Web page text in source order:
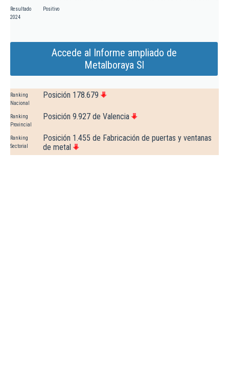
Resultado
2024
Positivo
Accede al Informe ampliado de
Metalboraya Sl
Ranking
Nacional
Posición 178.679
Ranking
Provincial
Posición 9.927 de Valencia
Ranking
Sectorial
Posición 1.455 de Fabricación de puertas y ventanas
de metal